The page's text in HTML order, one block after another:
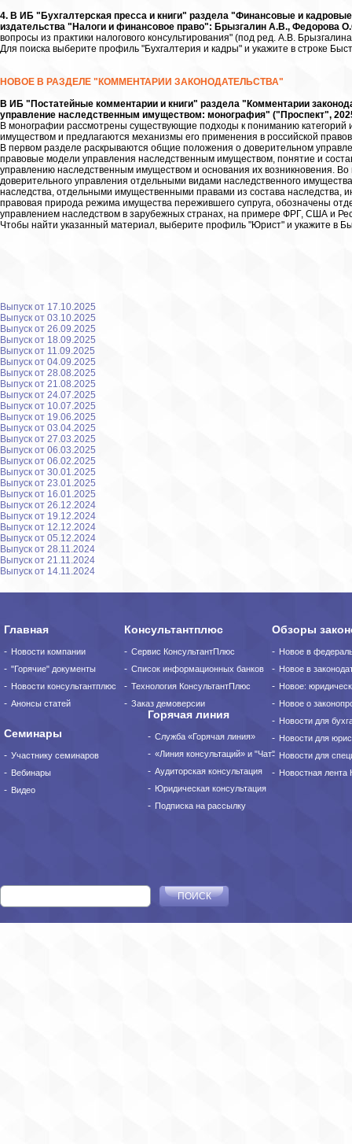
4. В ИБ "Бухгалтерская пресса и книги" раздела "Финансовые и
издательства "Налоги и финансовое право": Брызгалин А.В., Федорова
вопросы из практики налогового консультирования" (под ред. А.В.
Для поиска выберите профиль "Бухгалтерия и кадры" и укажите в строке
НОВОЕ В РАЗДЕЛЕ "КОММЕНТАРИИ ЗАКОНОДАТЕЛЬСТВА"
В ИБ "Постатейные комментарии и книги" раздела "Комментарии
управление наследственным имуществом: монография" ("Проспект",
В монографии рассмотрены существующие подходы к пониманию категорий
имуществом и предлагаются механизмы его применения в российской
В первом разделе раскрываются общие положения о доверительном
правовые модели управления наследственным имуществом, понятие и
управлению наследственным имуществом и основания их возникновения.
доверительного управления отдельными видами наследственного
наследства, отдельными имущественными правами из состава наследства,
правовая природа режима имущества пережившего супруга, обозначены
управлением наследством в зарубежных странах, на примере ФРГ, США и
Чтобы найти указанный материал, выберите профиль "Юрист" и укажите в
Выпуск от 17.10.2025
Выпуск от 03.10.2025
Выпуск от 26.09.2025
Выпуск от 18.09.2025
Выпуск от 11.09.2025
Выпуск от 04.09.2025
Выпуск от 28.08.2025
Выпуск от 21.08.2025
Выпуск от 24.07.2025
Выпуск от 10.07.2025
Выпуск от 19.06.2025
Выпуск от 03.04.2025
Выпуск от 27.03.2025
Выпуск от 06.03.2025
Выпуск от 06.02.2025
Выпуск от 30.01.2025
Выпуск от 23.01.2025
Выпуск от 16.01.2025
Выпуск от 26.12.2024
Выпуск от 19.12.2024
Выпуск от 12.12.2024
Выпуск от 05.12.2024
Выпуск от 28.11.2024
Выпуск от 21.11.2024
Выпуск от 14.11.2024
Главная
Новости компании
"Горячие" документы
Новости консультантплюс
Анонсы статей
Консультантплюс
Сервис КонсультантПлюс
Список информационных банков
Технология КонсультантПлюс
Заказ демоверсии
Обзоры
Новое в
Новое в
Новое:
Новое о
Новости для
Новости для
Новости для
Новостная лента
Горячая линия
Служба «Горячая линия»
«Линия консультаций» и "Чат"
Аудиторская консультация
Юридическая консультация
Подписка на рассылку
Семинары
Участнику семинаров
Вебинары
Видео